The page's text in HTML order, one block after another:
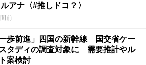
アナ〈#推しドコ？〉
前
一歩前進」四国の新幹線 国交省ケー
タディの調査対象に 需要推計やル
案検討